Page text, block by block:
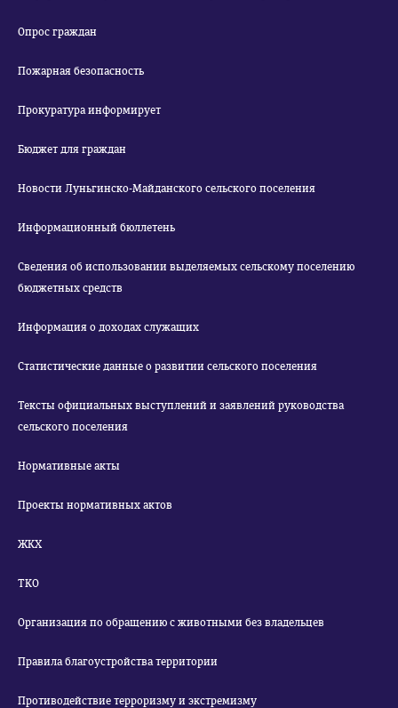
Опрос граждан
Пожарная безопасность
Прокуратура информирует
Бюджет для граждан
Новости Луньгинско-Майданского сельского поселения
Информационный бюллетень
Сведения об использовании выделяемых сельскому поселению
бюджетных средств
Информация о доходах служащих
Статистические данные о развитии сельского поселения
Тексты официальных выступлений и заявлений руководства
сельского поселения
Нормативные акты
Проекты нормативных актов
ЖКХ
ТКО
Организация по обращению с животными без владельцев
Правила благоустройства территории
Противодействие терроризму и экстремизму